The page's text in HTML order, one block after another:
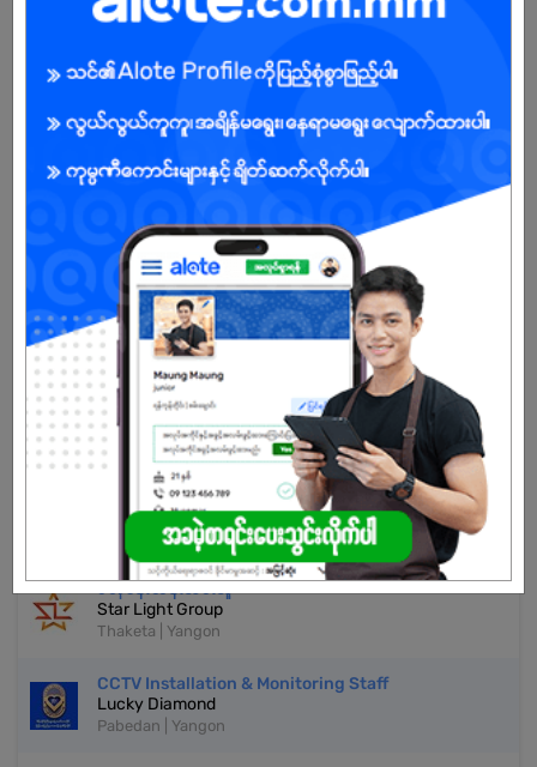
Male/Female
Already Expired
Don't have an account?
REGISTER NOW!
More Similar Jobs
စတိုခန်းထိန်းသိမ်းသူ
Star Light Group
Thaketa | Yangon
CCTV Installation & Monitoring Staff
Lucky Diamond
Pabedan | Yangon